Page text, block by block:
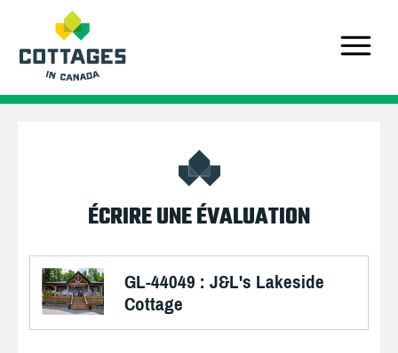
ÉCRIRE UNE ÉVALUATION
GL-44049 : J&L's Lakeside
Cottage